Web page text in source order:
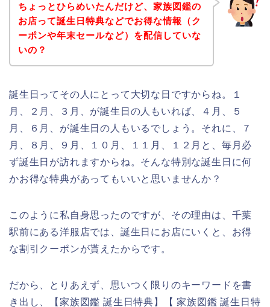
ちょっとひらめいたんだけど、家族図鑑の
お店って誕生日特典などでお得な情報（ク
ーポンや年末セールなど）を配信していな
いの？
誕生日ってその人にとって大切な日ですからね。１
月、２月、３月、が誕生日の人もいれば、４月、５
月、６月、が誕生日の人もいるでしょう。それに、７
月、８月、９月、１０月、１１月、１２月と、毎月必
ず誕生日が訪れますからね。そんな特別な誕生日に何
かお得な特典があってもいいと思いませんか？
このように私自身思ったのですが、その理由は、千葉
駅前にある洋服店では、誕生日にお店にいくと、お得
な割引クーポンが貰えたからです。
だから、とりあえず、思いつく限りのキーワードを書
き出し、【家族図鑑 誕生日特典】【 家族図鑑 誕生日特